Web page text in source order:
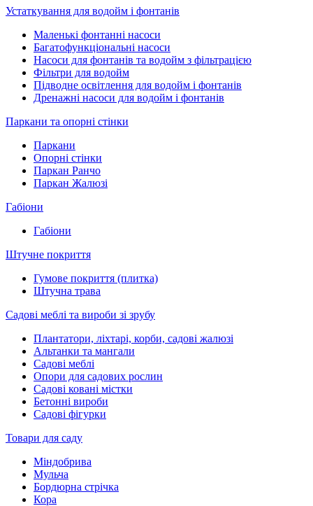
Устаткування для водойм і фонтанів
Маленькі фонтанні насоси
Багатофункціональні насоси
Насоси для фонтанів та водойм з фільтрацією
Фільтри для водойм
Підводне освітлення для водойм і фонтанів
Дренажні насоси для водойм і фонтанів
Паркани та опорні стінки
Паркани
Опорні стінки
Паркан Ранчо
Паркан Жалюзі
Габіони
Габіони
Штучне покриття
Гумове покриття (плитка)
Штучна трава
Садові меблі та вироби зі зрубу
Плантатори, ліхтарі, корби, садові жалюзі
Альтанки та мангали
Садові меблі
Опори для садових рослин
Садові ковані містки
Бетонні вироби
Садові фігурки
Товари для саду
Міндобрива
Мульча
Бордюрна стрічка
Кора